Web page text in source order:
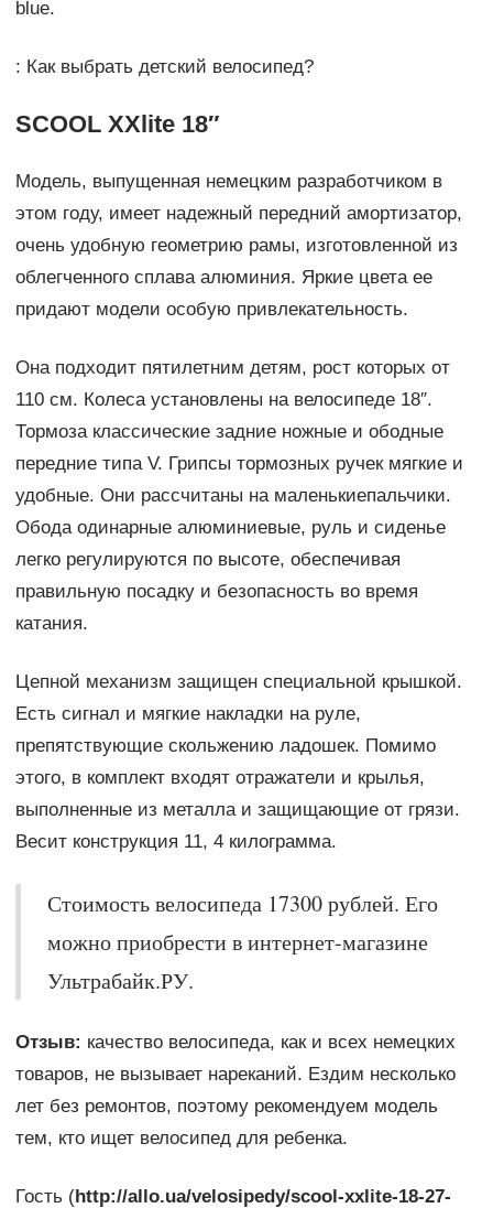
blue.
: Как выбрать детский велосипед?
SCOOL XXlite 18″
Модель, выпущенная немецким разработчиком в
этом году, имеет надежный передний амортизатор,
очень удобную геометрию рамы, изготовленной из
облегченного сплава алюминия. Яркие цвета ее
придают модели особую привлекательность.
Она подходит пятилетним детям, рост которых от
110 см. Колеса установлены на велосипеде 18″.
Тормоза классические задние ножные и ободные
передние типа V. Грипсы тормозных ручек мягкие и
удобные. Они рассчитаны на маленькиепальчики.
Обода одинарные алюминиевые, руль и сиденье
легко регулируются по высоте, обеспечивая
правильную посадку и безопасность во время
катания.
Цепной механизм защищен специальной крышкой.
Есть сигнал и мягкие накладки на руле,
препятствующие скольжению ладошек. Помимо
этого, в комплект входят отражатели и крылья,
выполненные из металла и защищающие от грязи.
Весит конструкция 11, 4 килограмма.
Стоимость велосипеда 17300 рублей. Его
можно приобрести в интернет-магазине
Ультрабайк.РУ.
Отзыв: качество велосипеда, как и всех немецких
товаров, не вызывает нареканий. Ездим несколько
лет без ремонтов, поэтому рекомендуем модель
тем, кто ищет велосипед для ребенка.
Гость (http://allo.ua/velosipedy/scool-xxlite-18-27-